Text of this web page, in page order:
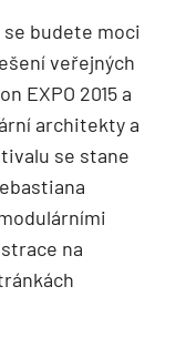
budete moci
veřejných
EXPO 2015 a
architekty a
se stane
na